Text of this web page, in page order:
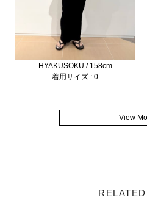
HYAKUSOKU / 158cm
着用サイズ : 0
View